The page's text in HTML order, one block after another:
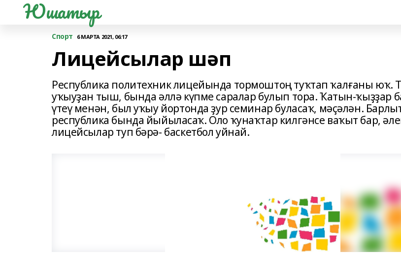
Юшатыр
Спорт 6 МАРТА 2021, 06:17
Лицейсылар шәп
Республика политехник лицейында тормоштоң туҡтап ҡалғаны юҡ.
уҡыуҙан тыш, бында әллә күпме саралар булып тора. Ҡатын-ҡыҙҙар
үтеү менән, был уҡыу йортонда ҙур семинар буласаҡ, мәҫәлән.
республика бында йыйыласаҡ. Оло ҡунаҡтар килгәнсе ваҡыт бар,
лицейсылар туп бәрә- баскетбол уйнай.